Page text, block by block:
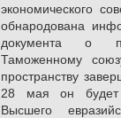
экономического
обнародована
документа о
Таможенному
пространству
28 мая он будет
Высшего